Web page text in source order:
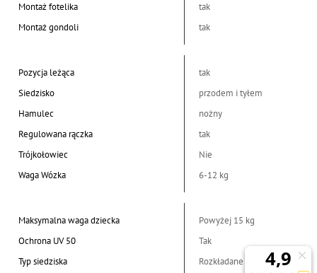
Montaż fotelika
tak
Montaż gondoli
tak
Pozycja leżąca
tak
Siedzisko
przodem i tyłem
Hamulec
nożny
Regulowana rączka
tak
Trójkołowiec
Nie
Waga Wózka
6-12 kg
Maksymalna waga dziecka
Powyżej 15 kg
Ochrona UV 50
Tak
Typ siedziska
Rozkładane